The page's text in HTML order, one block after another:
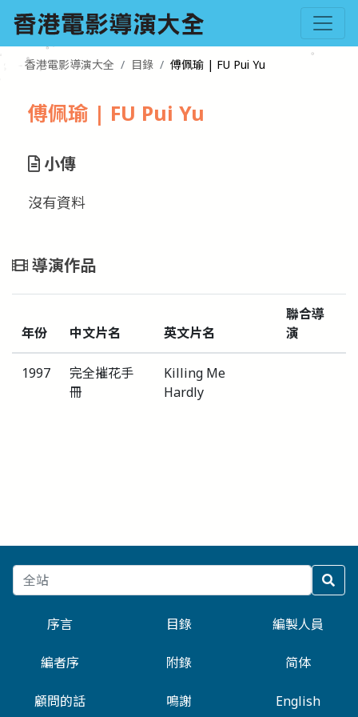
香港電影導演大全 目錄 傅佩瑜 | FU Pui Yu
傅佩瑜 | FU Pui Yu
小傳
沒有資料
導演作品
年份 中文片名 英文片名
聯合導
演
1997
完全摧花手
冊
Killing Me
Hardly
序言 目錄 編製人員
編者序 附錄 简体
顧問的話 鳴謝 English